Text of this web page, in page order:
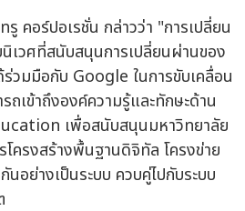
คอร์ปอเรชั่น กล่าวว่า "การเปลี่ยน
เวศที่สนับสนุนการเปลี่ยนผ่านของ
วมมือกับ Google ในการขับเคลื่อน
เข้าถึงองค์ความรู้และทักษะด้าน
เพื่อสนับสนุนมหาวิทยาลัย
ครงสร้างพื้นฐานดิจิทัล โครงข่าย
อย่างเป็นระบบ ควบคู่ไปกับระบบ